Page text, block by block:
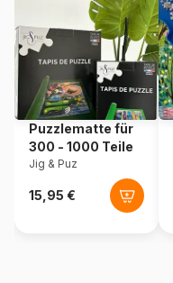
Teileanzahl
Maße
Puzzlematte für
300 - 1000 Teile
Jig & Puz